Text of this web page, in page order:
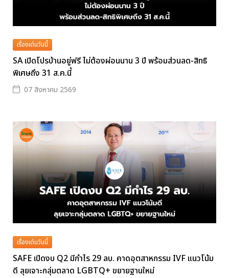
เรื่องเด่นวันนี้
SA เปิดโปรบ้านอยู่ฟรี ไม่ต้องผ่อนนาน 3 ปี พร้อมส่วนลด-สิทธิ
พิเศษถึง 31 ส.ค.นี้
07 สิงหาคม 2569
เรื่องเด่นวันนี้
SAFE เปิดงบ Q2 มีกำไร 29 ลบ. คาดอุตสาหกรรม IVF แนวโน้ม
ดี ลุยเจาะกลุ่มตลาด LGBTQ+ ขยายฐานใหม่